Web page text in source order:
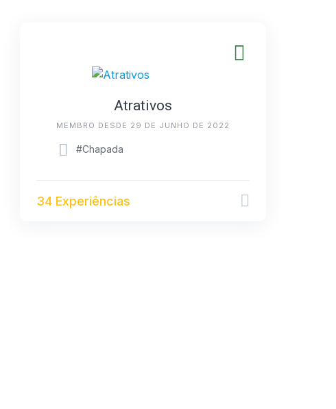
Atrativos
MEMBRO DESDE 29 DE JUNHO DE 2022
#Chapada
34 Experiências